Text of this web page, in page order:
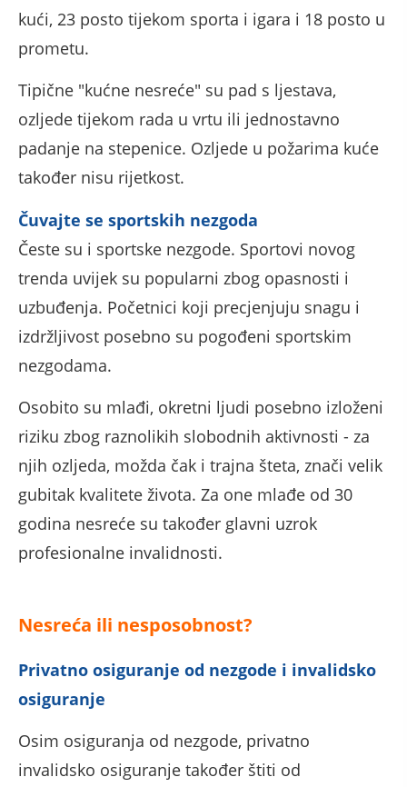
kući, 23 posto tijekom sporta i igara i 18 posto u
prometu.
Tipične "kućne nesreće" su pad s ljestava,
ozljede tijekom rada u vrtu ili jednostavno
padanje na stepenice. Ozljede u požarima kuće
također nisu rijetkost.
Čuvajte se sportskih nezgoda
Česte su i sportske nezgode. Sportovi novog
trenda uvijek su popularni zbog opasnosti i
uzbuđenja. Početnici koji precjenjuju snagu i
izdržljivost posebno su pogođeni sportskim
nezgodama.
Osobito su mlađi, okretni ljudi posebno izloženi
riziku zbog raznolikih slobodnih aktivnosti - za
njih ozljeda, možda čak i trajna šteta, znači velik
gubitak kvalitete života. Za one mlađe od 30
godina nesreće su također glavni uzrok
profesionalne invalidnosti.
Nesreća ili nesposobnost?
Privatno osiguranje od nezgode i invalidsko
osiguranje
Osim osiguranja od nezgode, privatno
invalidsko osiguranje također štiti od